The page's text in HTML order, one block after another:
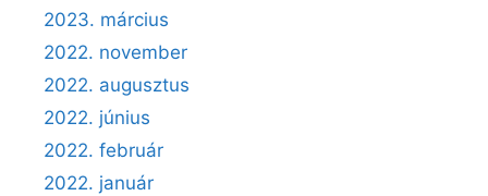
2023. március
2022. november
2022. augusztus
2022. június
2022. február
2022. január